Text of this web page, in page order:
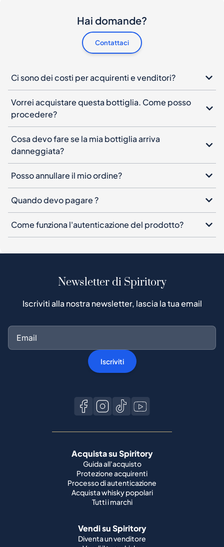
Hai domande?
Contattaci
Ci sono dei costi per acquirenti e venditori?
Vorrei acquistare questa bottiglia. Come posso
procedere?
Cosa devo fare se la mia bottiglia arriva
danneggiata?
Posso annullare il mio ordine?
Quando devo pagare ?
Come funziona l'autenticazione del prodotto?
Newsletter di Spiritory
Iscriviti alla nostra newsletter, lascia la tua email
Iscriviti
Acquista su Spiritory
Guida all'acquisto
Protezione acquirenti
Processo di autenticazione
Acquista whisky popolari
Tutti i marchi
Vendi su Spiritory
Diventa un venditore